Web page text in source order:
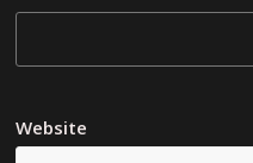
Website